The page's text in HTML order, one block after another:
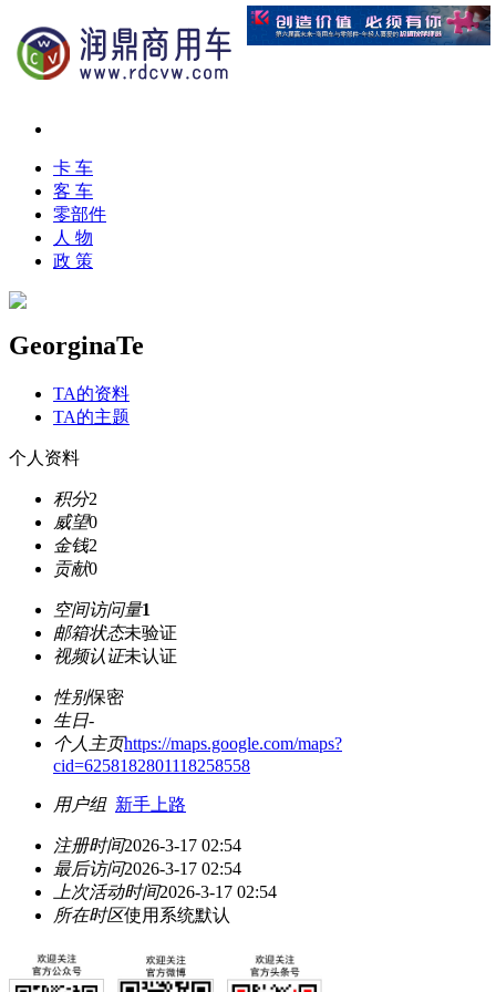
卡 车
客 车
零部件
人 物
政 策
GeorginaTe
TA的资料
TA的主题
个人资料
积分2
威望0
金钱2
贡献0
空间访问量1
邮箱状态未验证
视频认证未认证
性别保密
生日-
个人主页https://maps.google.com/maps?
cid=6258182801118258558
用户组 新手上路
注册时间2026-3-17 02:54
最后访问2026-3-17 02:54
上次活动时间2026-3-17 02:54
所在时区使用系统默认